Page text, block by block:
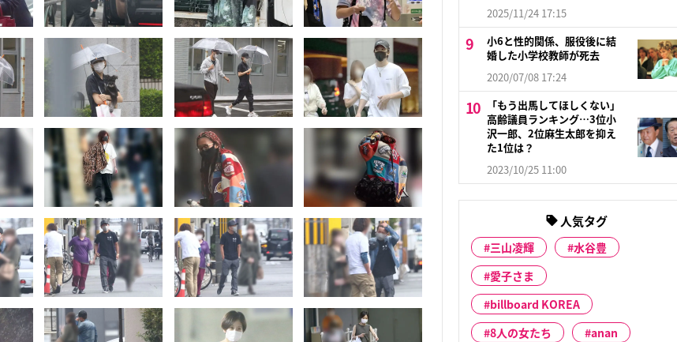
2025/11/24 17:15
小6と性的関係、服役後に結
婚した小学校教師が死去
2020/07/08 17:24
「もう出馬してほしくない」
高齢議員ランキング…3位小
沢一郎、2位麻生太郎を抑え
た1位は？
2023/10/25 11:00
人気タグ
三山凌輝
水谷豊
愛子さま
billboard KOREA
8人の女たち
anan